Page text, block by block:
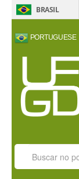
BRASIL
PORTUGUESE
ACESSIBILIDADE